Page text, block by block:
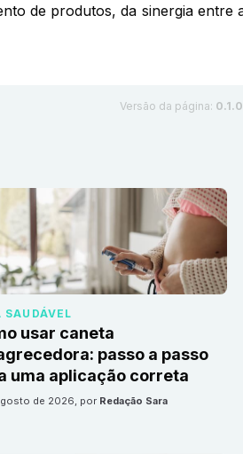
de produtos, da sinergia
Versão da página: 0.1.0
SAUDÁVEL
usar caneta
passo a passo
uma aplicação correta
agosto de 2026, por Redação Sara